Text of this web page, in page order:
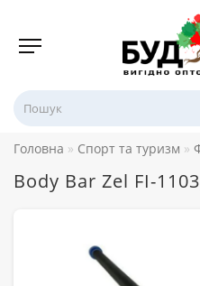
Головна Спорт та туризм
Body Bar Zel FI-